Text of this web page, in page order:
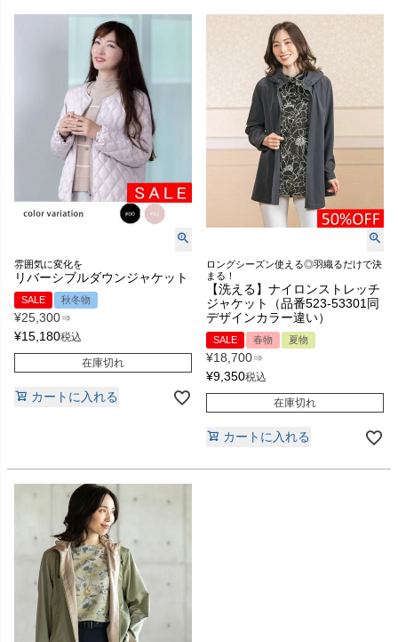
雰囲気に変化を
リバーシブルダウンジャケット
SALE 秋冬物
¥25,300⇒
¥15,180税込
在庫切れ
カートに入れる
ロングシーズン使える◎羽織るだけで決
まる！
【洗える】ナイロンストレッチ
ジャケット（品番523-53301同
デザインカラー違い）
SALE 春物 夏物
¥18,700⇒
¥9,350税込
在庫切れ
カートに入れる